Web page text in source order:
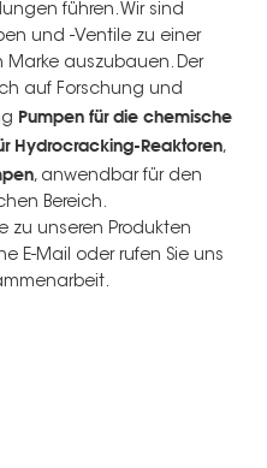
führen. Wir sind
und -Ventile zu einer
auszubauen. Der
auf Forschung und
Pumpen für die chemische
Hydrocracking-Reaktoren,
, anwendbar für den
Bereich.
zu unseren Produkten
E-Mail oder rufen Sie uns